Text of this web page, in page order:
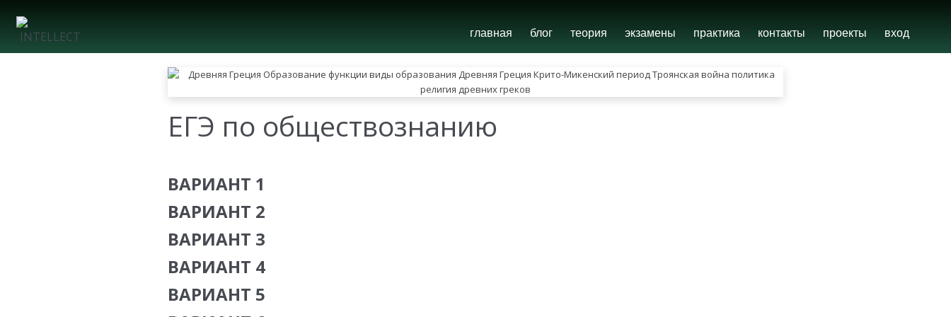
главная блог теория экзамены практика контакты проекты вход
ЕГЭ по обществознанию
ВАРИАНТ 1
ВАРИАНТ 2
ВАРИАНТ 3
ВАРИАНТ 4
ВАРИАНТ 5